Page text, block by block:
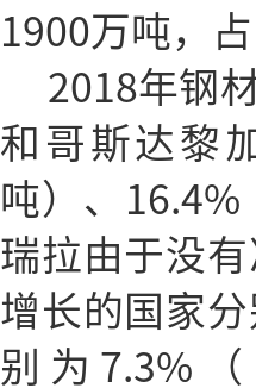
1900万吨，占
2018年钢
和哥斯达黎
吨）、
瑞拉由于没
增长的国家
别为7.3%